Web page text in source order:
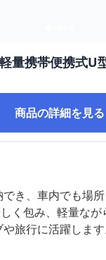
量携帯便携式U
商品の詳細を見る
き、車内でも場所
く包み、軽量な
旅行に活躍します